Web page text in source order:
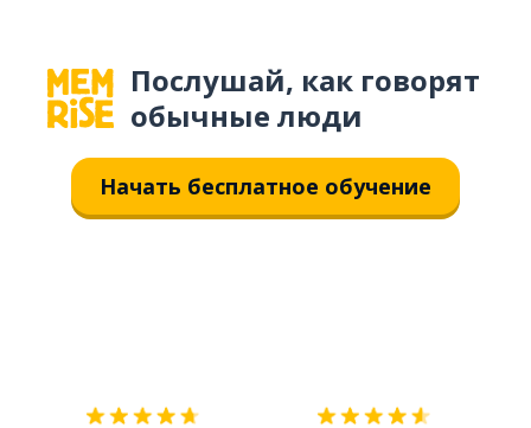
Послушай, как говорят
обычные люди
Начать бесплатное обучение